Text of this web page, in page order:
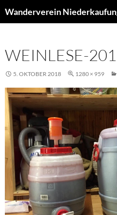
Wanderverein
WEINLESE-
5. OKTOBER 2018 1280 × 959